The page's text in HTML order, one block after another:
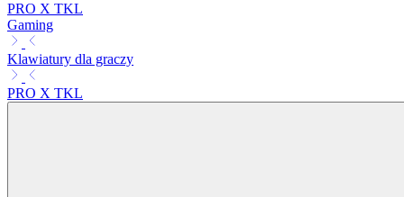
PRO X TKL
Gaming
Klawiatury dla graczy
PRO X TKL